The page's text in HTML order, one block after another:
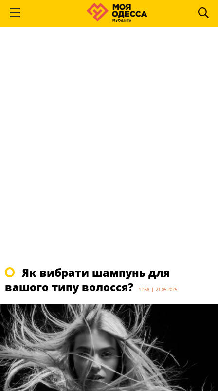
Як вибрати шампунь для
вашого типу волосся?
12:58 | 21.05.2025